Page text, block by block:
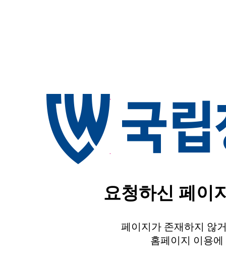
요청하신 페이
페이지가 존재하지 않
홈페이지 이용